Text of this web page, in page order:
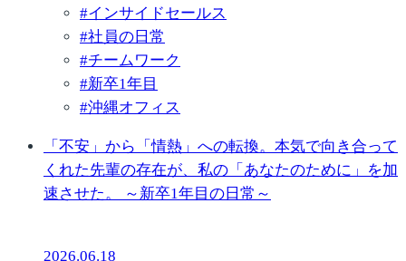
#インサイドセールス
#社員の日常
#チームワーク
#新卒1年目
#沖縄オフィス
「不安」から「情熱」への転換。本気で向き合って
くれた先輩の存在が、私の「あなたのために」を加
速させた。 ～新卒1年目の日常～
2026.06.18